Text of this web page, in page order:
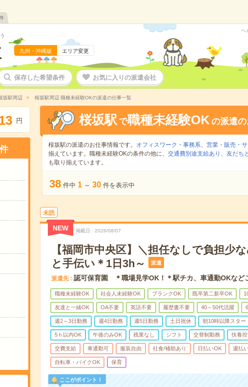
九州・沖縄版 エリア変更
ヘ
保存した希望条件 お気に入りの派遣会社
坂駅周辺 桜坂駅周辺 職種未経験OKの派遣の仕事一覧
3 円 桜坂駅 で職種未経験OKの派遣
桜坂駅の派遣のお仕事情報です。 オフィスワーク・事務系、 営業・販売・
揃えています。職種未経験OKの条件の他に、 交通費別途支給あり 、 友だち
も取り揃えています。
38 件中 1 ～ 30 件を表示中
未読
NEW 掲載日 2026/08/07
【福岡市中央区】＼担任なしで負担少
と手伝い＊1日3h～
派遣
派遣先 認可保育園 ＊職場見学OK！＊駅チカ、車通勤OKなど
職種未経験OK 社会人未経験OK ブランクOK 既卒第二新卒OK
友達と一緒OK OA不要 英語不要 履歴書不要 40～50代活躍
週2～3日勤務 週4日勤務 週5日勤務 土日祝休 朝10時以降スター
5ｈ以内OK 午後のみOK 残業なし シフト 交替制勤務 扶養控
交費支給 車通勤可 服装自由 社食/補助あり 日払いOK 週払
自転車・バイクOK 保育
ここがポイント！